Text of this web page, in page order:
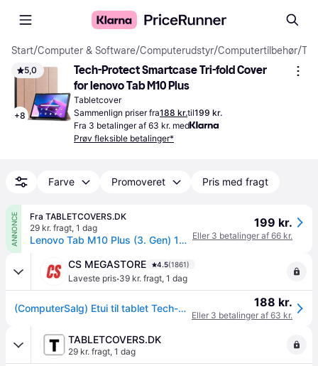
Start/Computer & Software/Computerudstyr/Computertilbehør/
5,0
+8
Tech-Protect Smartcase Tri-fold Cover
for lenovo Tab M10 Plus
Tabletcover
Sammenlign priser fra188 kr.til199 kr.
Fra 3 betalinger af 63 kr. med
Prøv fleksible betalinger*
Farve Promoveret Pris med fragt
ANNONCE
Fra TABLETCOVERS.DK
29 kr. fragt, 1 dag
Lenovo Tab M10 Plus (3. Gen) 10.6" (TB-125F/128F) Tech-Protect Smartcase Cover - Hvide Blomster
199 kr.
Eller 3 betalinger af 66 kr.
CS MEGASTORE 4.5(1861)
Laveste pris·39 kr. fragt, 1 dag
(ComputerSalg) Etui til tablet Tech-Protect TECH-PROTECT SMARTCASE til LENOVO TAB M10 PLUS 10.6 3RD GEN rose gold 188 kr.
Eller 3 betalinger af 63 kr.
TABLETCOVERS.DK
29 kr. fragt, 1 dag